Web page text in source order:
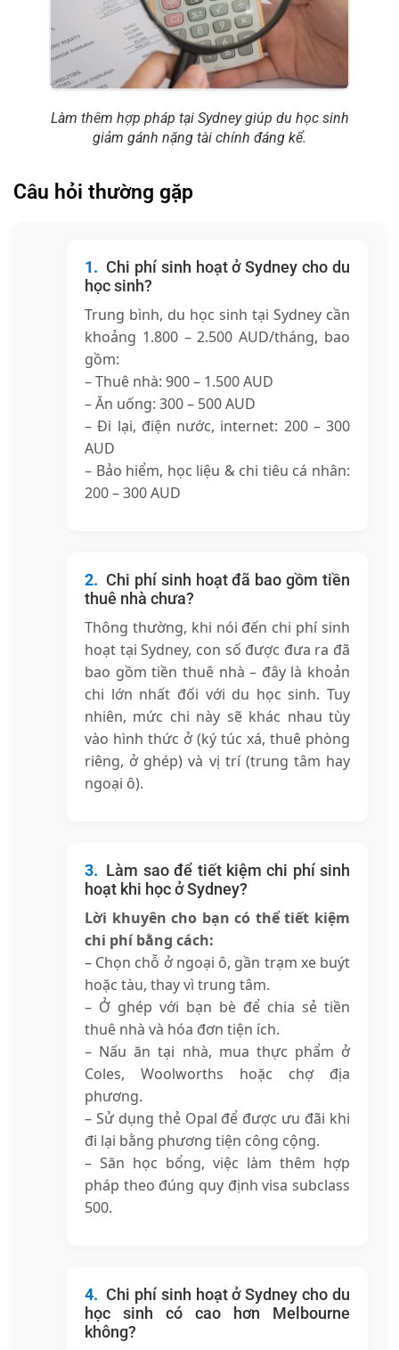
Làm thêm hợp pháp tại Sydney giúp du học sinh
giảm gánh nặng tài chính đáng kể.
Câu hỏi thường gặp
Chi phí sinh hoạt ở Sydney cho du
học sinh?
Trung bình, du học sinh tại Sydney cần
khoảng 1.800 – 2.500 AUD/tháng, bao
gồm:
– Thuê nhà: 900 – 1.500 AUD
– Ăn uống: 300 – 500 AUD
– Đi lại, điện nước, internet: 200 – 300
AUD
– Bảo hiểm, học liệu & chi tiêu cá nhân:
200 – 300 AUD
Chi phí sinh hoạt đã bao gồm tiền
thuê nhà chưa?
Thông thường, khi nói đến chi phí sinh
hoạt tại Sydney, con số được đưa ra đã
bao gồm tiền thuê nhà – đây là khoản
chi lớn nhất đối với du học sinh. Tuy
nhiên, mức chi này sẽ khác nhau tùy
vào hình thức ở (ký túc xá, thuê phòng
riêng, ở ghép) và vị trí (trung tâm hay
ngoại ô).
Làm sao để tiết kiệm chi phí sinh
hoạt khi học ở Sydney?
Lời khuyên cho bạn có thể tiết kiệm
chi phí bằng cách:
– Chọn chỗ ở ngoại ô, gần trạm xe buýt
hoặc tàu, thay vì trung tâm.
– Ở ghép với bạn bè để chia sẻ tiền
thuê nhà và hóa đơn tiện ích.
– Nấu ăn tại nhà, mua thực phẩm ở
Coles, Woolworths hoặc chợ địa
phương.
– Sử dụng thẻ Opal để được ưu đãi khi
đi lại bằng phương tiện công cộng.
– Săn học bổng, việc làm thêm hợp
pháp theo đúng quy định visa subclass
500.
Chi phí sinh hoạt ở Sydney cho du
học sinh có cao hơn Melbourne
không?